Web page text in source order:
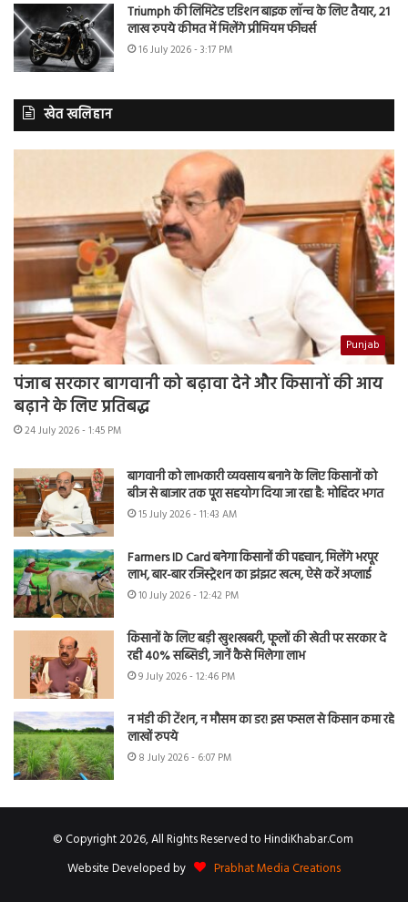
Triumph की लिमिटेड एडिशन बाइक लॉन्च के लिए तैयार, 21
लाख रुपये कीमत में मिलेंगे प्रीमियम फीचर्स
16 July 2026 - 3:17 PM
खेत खलिहान
Punjab
पंजाब सरकार बागवानी को बढ़ावा देने और किसानों की आय
बढ़ाने के लिए प्रतिबद्ध
24 July 2026 - 1:45 PM
बागवानी को लाभकारी व्यवसाय बनाने के लिए किसानों को
बीज से बाजार तक पूरा सहयोग दिया जा रहा है: मोहिंदर भगत
15 July 2026 - 11:43 AM
Farmers ID Card बनेगा किसानों की पहचान, मिलेंगे भरपूर
लाभ, बार-बार रजिस्ट्रेशन का झंझट खत्म, ऐसे करें अप्लाई
10 July 2026 - 12:42 PM
किसानों के लिए बड़ी खुशखबरी, फूलों की खेती पर सरकार दे
रही 40% सब्सिडी, जानें कैसे मिलेगा लाभ
9 July 2026 - 12:46 PM
न मंडी की टेंशन, न मौसम का डर! इस फसल से किसान कमा रहे
लाखों रुपये
8 July 2026 - 6:07 PM
© Copyright 2026, All Rights Reserved to HindiKhabar.Com
Website Developed by
Prabhat Media Creations